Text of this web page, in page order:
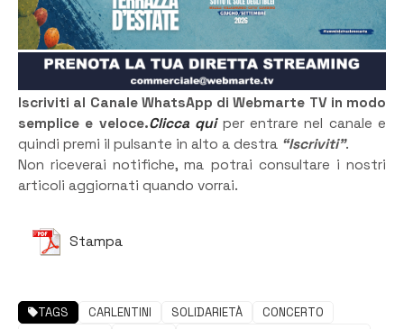
Iscriviti al Canale WhatsApp di Webmarte TV in modo
semplice e veloce.Clicca quiper entrare nel canale e
quindi premi il pulsante in alto a destra “Iscriviti”.
Non riceverai notifiche, ma potrai consultare i nostri
articoli aggiornati quando vorrai.
Stampa
TAGS CARLENTINI SOLIDARIETÀ
CONCERTO